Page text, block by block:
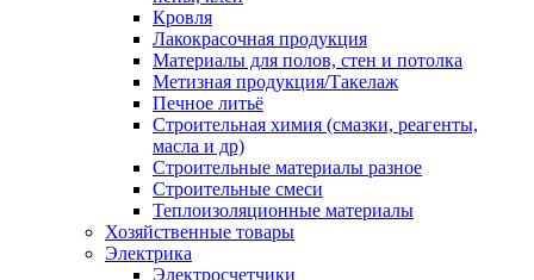
Кровля
Лакокрасочная продукция
Материалы для полов, стен и потолка
Метизная продукция/Такелаж
Печное литьё
Строительная химия (смазки, реагенты,
масла и др)
Строительные материалы разное
Строительные смеси
Теплоизоляционные материалы
Хозяйственные товары
Электрика
Электросчетчики